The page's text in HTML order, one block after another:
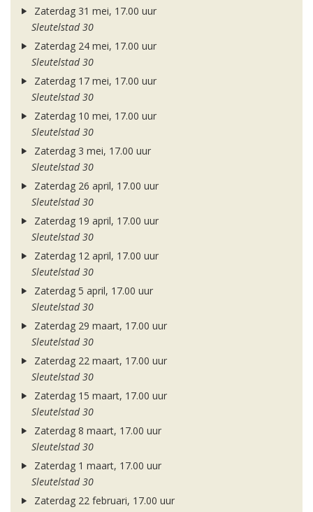
Zaterdag 31 mei, 17.00 uur
Sleutelstad 30
Zaterdag 24 mei, 17.00 uur
Sleutelstad 30
Zaterdag 17 mei, 17.00 uur
Sleutelstad 30
Zaterdag 10 mei, 17.00 uur
Sleutelstad 30
Zaterdag 3 mei, 17.00 uur
Sleutelstad 30
Zaterdag 26 april, 17.00 uur
Sleutelstad 30
Zaterdag 19 april, 17.00 uur
Sleutelstad 30
Zaterdag 12 april, 17.00 uur
Sleutelstad 30
Zaterdag 5 april, 17.00 uur
Sleutelstad 30
Zaterdag 29 maart, 17.00 uur
Sleutelstad 30
Zaterdag 22 maart, 17.00 uur
Sleutelstad 30
Zaterdag 15 maart, 17.00 uur
Sleutelstad 30
Zaterdag 8 maart, 17.00 uur
Sleutelstad 30
Zaterdag 1 maart, 17.00 uur
Sleutelstad 30
Zaterdag 22 februari, 17.00 uur